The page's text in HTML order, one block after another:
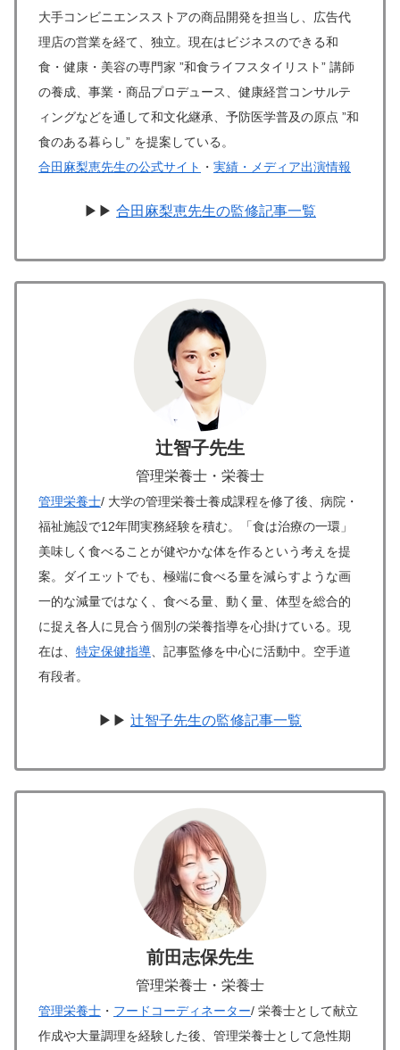
大手コンビニエンスストアの商品開発を担当し、広告代
理店の営業を経て、独立。現在はビジネスのできる和
食・健康・美容の専門家 ”和食ライフスタイリスト” 講師
の養成、事業・商品プロデュース、健康経営コンサルテ
ィングなどを通して和文化継承、予防医学普及の原点 ”和
食のある暮らし” を提案している。
合田麻梨恵先生の公式サイト ・ 実績・メディア出演情報
▶▶ 合田麻梨恵先生の監修記事一覧
辻智子先生
管理栄養士・栄養士
管理栄養士/ 大学の管理栄養士養成課程を修了後、病院・
福祉施設で12年間実務経験を積む。「食は治療の一環」
美味しく食べることが健やかな体を作るという考えを提
案。ダイエットでも、極端に食べる量を減らすような画
一的な減量ではなく、食べる量、動く量、体型を総合的
に捉え各人に見合う個別の栄養指導を心掛けている。現
在は、 特定保健指導 、記事監修を中心に活動中。空手道
有段者。
▶▶ 辻智子先生の監修記事一覧
前田志保先生
管理栄養士・栄養士
管理栄養士 ・ フードコーディネーター/ 栄養士として献立
作成や大量調理を経験した後、管理栄養士として急性期